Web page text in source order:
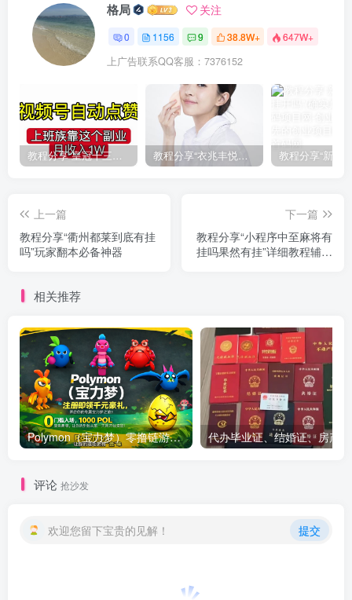
格局 关注
0 1156 9 38.8W+ 647W+
上广告联系QQ客服：7376152
教程分享“皇冠十三水有挂吗果然有挂”(确实真的有挂) 教程分享“衣兆丰悦有挂的吗”(确实真的有挂)
上一篇
教程分享“衢州都莱到底有挂
吗”玩家翻本必备神器
下一篇
教程分享“小程序中至麻将有
挂吗果然有挂”详细教程辅助
相关推荐
Polymon（宝力梦）零撸链游天花板，稳定收益，轻松变现，今日全球首发！
评论 抢沙发
欢迎您留下宝贵的见解！ 提交